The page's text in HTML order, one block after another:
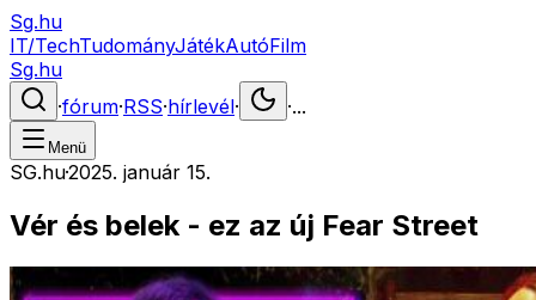
Sg.hu
IT/TechTudományJátékAutóFilm
Sg.hu
·fórum·RSS·hírlevél· ·...
Menü
SG.hu·2025. január 15.
Vér és belek - ez az új Fear Street